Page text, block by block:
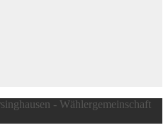
- Wählergemeinschaft